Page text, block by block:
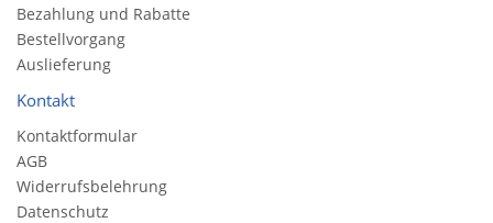
Bezahlung und Rabatte
Bestellvorgang
Auslieferung
Kontakt
Kontaktformular
AGB
Widerrufsbelehrung
Datenschutz